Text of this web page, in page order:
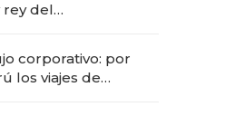
del
corporativo: por
los viajes de